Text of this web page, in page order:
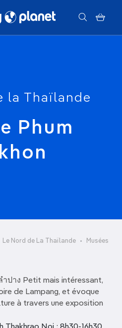
la Thaïlande
Phum
Le Nord de La Thaïlande
Musées
าง Petit mais intéressant,
de Lampang, et évoque
à travers une exposition